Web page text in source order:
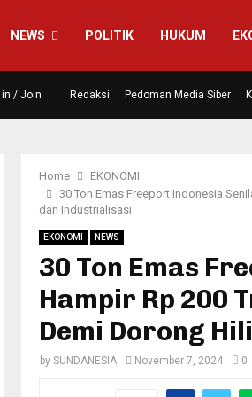
NEWS POLITIK HUKUM
in / Join Redaksi Pedoman Media Siber
Home
EKONOMI
30 Ton Emas Freeport Indonesia
dan Industrialisasi
EKONOMI NEWS
30 Ton Emas
Hampir Rp 200
Demi Dorong
by SUNDANESIA November 7, 2024 0